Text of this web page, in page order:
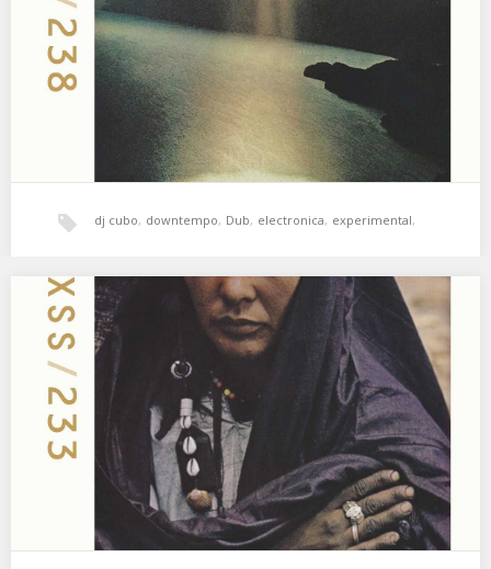
dj cubo, downtempo, Dub, electronica, experimental,
Freestyle hala bedi, IDM, xperimental sound system
XSS233 | Cubo | Long Time Ago
El tiempo huye entre los dedos 💫 01. 18 RAYS – Long Time Ago 02.
Lord…